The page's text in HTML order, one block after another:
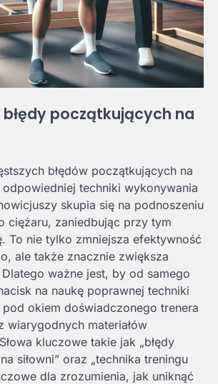
błędy początkujących na
błędów początkujących na
odpowiedniej techniki wykonywania
skupia się na podnoszeniu
ciężaru, zaniedbując przy tym
To nie tylko zmniejsza efektywność
ale także znacznie zwiększa
ważne jest, by od samego
na naukę poprawnej techniki
pod okiem doświadczonego trenera
wiarygodnych materiałów
kluczowe takie jak „błędy
siłowni” oraz „technika treningu
dla zrozumienia, jak uniknąć